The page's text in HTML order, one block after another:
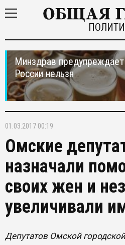
Минздрав
России нельзя
01.03.2017 00:19
Омские
назначали
своих жен и
увеличивали
Депутатов Омской